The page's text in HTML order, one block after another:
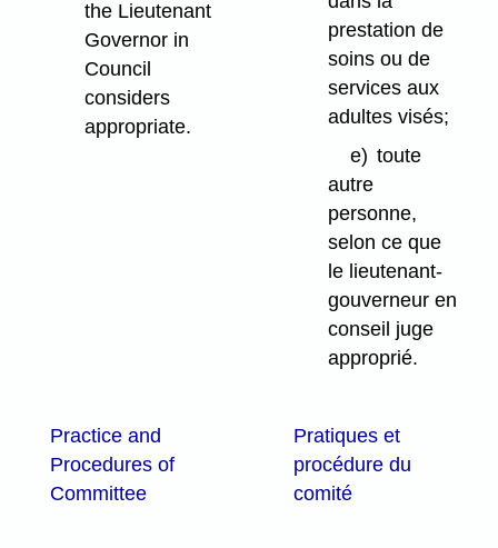
the Lieutenant
Governor in
Council
considers
appropriate.
prestation de
soins ou de
services aux
adultes visés;
e) toute
autre
personne,
selon ce que
le lieutenant-
gouverneur en
conseil juge
approprié.
Practice and
Procedures of
Committee
Pratiques et
procédure du
comité